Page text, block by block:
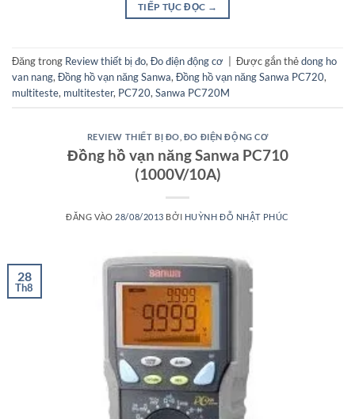
TIẾP TỤC ĐỌC →
Đăng trong Review thiết bị đo,Đo điện động cơ Được gắn thẻdong ho
van nang,Đồng hồ vạn năng Sanwa,Đồng hồ vạn năng Sanwa PC720,
multiteste, multitester, PC720,Sanwa PC720M
REVIEW THIẾT BỊ ĐO ĐO ĐIỆN ĐỘNG CƠ
Đồng hồ vạn năng Sanwa PC710
(1000V/10A)
ĐĂNG VÀO 28/08/2013 BỞI HUỲNH ĐỖ NHẬT PHÚC
28
Th8